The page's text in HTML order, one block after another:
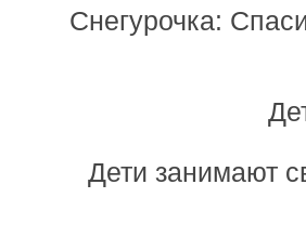
Снегурочка:
Дети занимают